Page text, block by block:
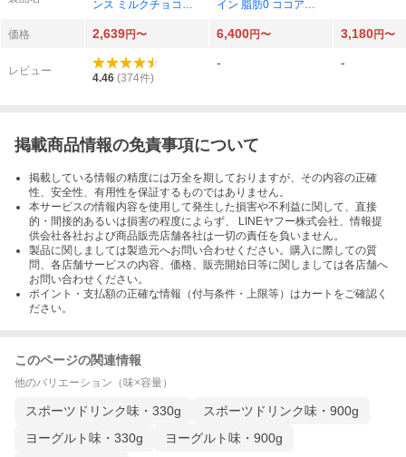
ンス ミルクチョコ風
イン 脂肪0 ココア風
価格 2,639円〜 6,400円〜 3,180円〜
レビュー
4.46 (374件)
- -
掲載商品情報の免責事項について
掲載している情報の精度には万全を期しておりますが、その内容の正確
性、安全性、有用性を保証するものではありません。
本サービスの情報内容を使用して発生した損害や不利益に関して、直接
的・間接的あるいは損害の程度によらず、 LINEヤフー株式会社、情報提
供会社各社および商品販売店舗各社は一切の責任を負いません。
製品に関しましては製造元へお問い合わせください。購入に際しての質
問、各店舗サービスの内容、価格、販売開始日等に関しましては各店舗へ
お問い合わせください。
ポイント・支払額の正確な情報（付与条件・上限等）はカートをご確認く
ださい。
このページの関連情報
他のバリエーション（味×容量）
スポーツドリンク味・330g
スポーツドリンク味・900g
ヨーグルト味・330g
ヨーグルト味・900g